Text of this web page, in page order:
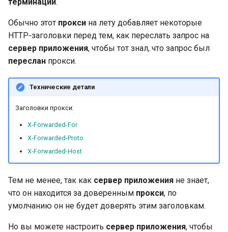
Обычно этот прокси на лету добавляет некоторые
HTTP‑заголовки перед тем, как переслать запрос на
сервер приложения, чтобы тот знал, что запрос был
переслан прокси.
Технические детали
Заголовки прокси:
X-Forwarded-For
X-Forwarded-Proto
X-Forwarded-Host
Тем не менее, так как сервер приложения не знает,
что он находится за доверенным прокси, по
умолчанию он не будет доверять этим заголовкам.
Но вы можете настроить сервер приложения, чтобы